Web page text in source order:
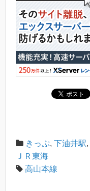
きっぷ, 下油井駅,
ＪＲ東海
高山本線